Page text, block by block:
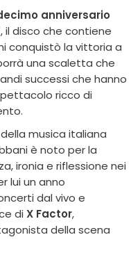
anniversario
, il disco che contiene
conquistò la vittoria a
una scaletta che
successi che hanno
ricco di
musica italiana
è noto per la
ironia e riflessione nei
lui un anno
dal vivo e
di X Factor,
della scena